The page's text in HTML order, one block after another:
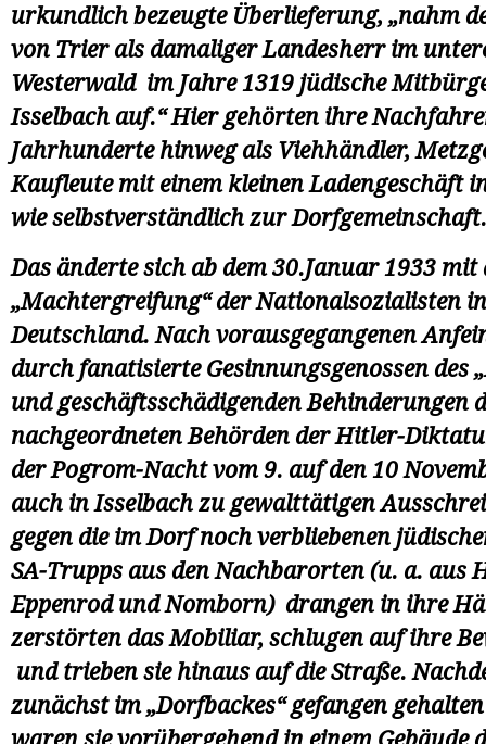
urkundlich bezeugte Überlieferung, „nahm
von Trier als damaliger Landesherr im
Westerwald im Jahre 1319 jüdische
Isselbach auf.“ Hier gehörten ihre
Jahrhunderte hinweg als Viehhändler,
Kaufleute mit einem kleinen Ladengeschäft
wie selbstverständlich zur
Das änderte sich ab dem 30.Januar 1933 mit
„Machtergreifung“ der Nationalsozialisten in
Deutschland. Nach vorausgegangenen
durch fanatisierte Gesinnungsgenossen des
und geschäftsschädigenden Behinderungen
nachgeordneten Behörden der Hitler-
der Pogrom-Nacht vom 9. auf den 10
auch in Isselbach zu gewalttätigen
gegen die im Dorf noch verbliebenen
SA-Trupps aus den Nachbarorten (u. a. aus
Eppenrod und Nomborn) drangen in ihre
zerstörten das Mobiliar, schlugen auf ihre
und trieben sie hinaus auf die Straße.
zunächst im „Dorfbackes“ gefangen